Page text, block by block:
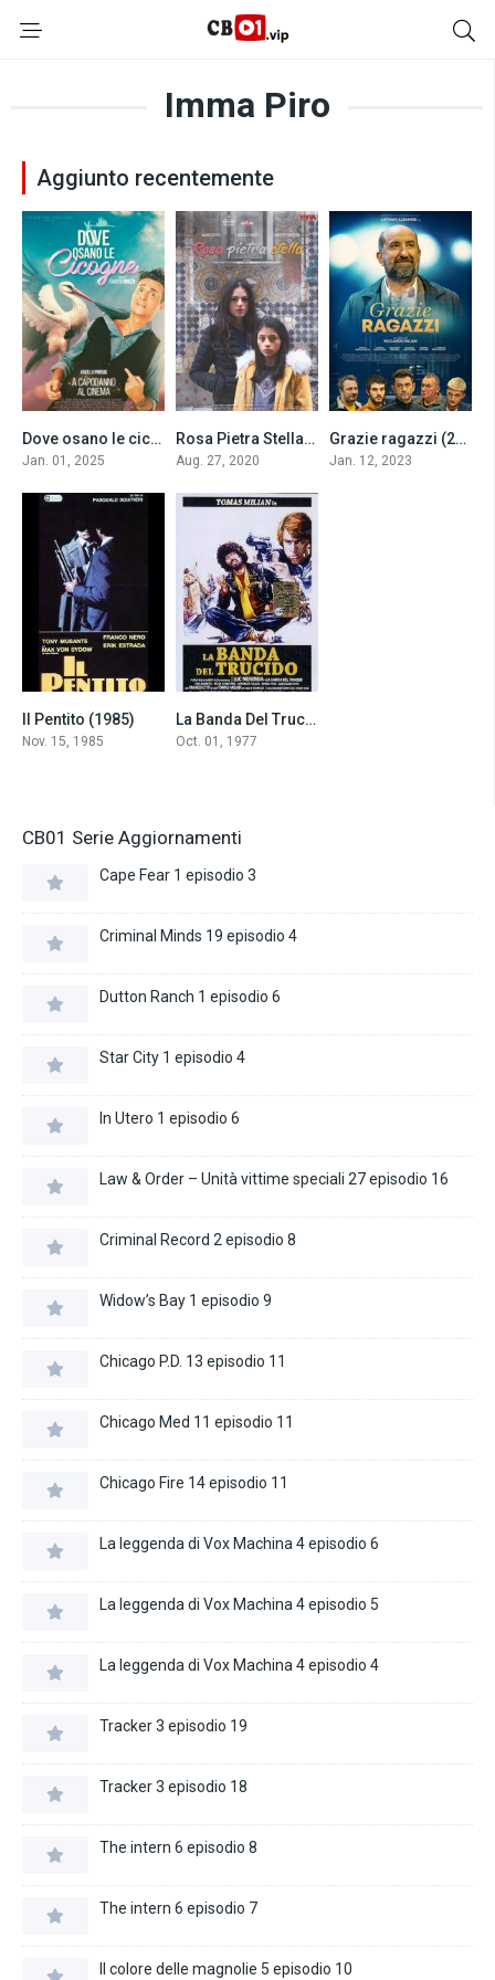
Imma Piro
Aggiunto recentemente
6.4Dove osano le cicogne (2025)
Jan. 01, 2025
6Rosa Pietra Stella (2020)
Aug. 27, 2020
7.3Grazie ragazzi (2023)
Jan. 12, 2023
Il Pentito (1985)
Nov. 15, 1985
6.1La Banda Del Trucido (1977)
Oct. 01, 1977
CB01 Serie Aggiornamenti
Cape Fear 1 episodio 3
Criminal Minds 19 episodio 4
Dutton Ranch 1 episodio 6
Star City 1 episodio 4
In Utero 1 episodio 6
Law & Order – Unità vittime speciali 27 episodio 16
Criminal Record 2 episodio 8
Widow’s Bay 1 episodio 9
Chicago P.D. 13 episodio 11
Chicago Med 11 episodio 11
Chicago Fire 14 episodio 11
La leggenda di Vox Machina 4 episodio 6
La leggenda di Vox Machina 4 episodio 5
La leggenda di Vox Machina 4 episodio 4
Tracker 3 episodio 19
Tracker 3 episodio 18
The intern 6 episodio 8
The intern 6 episodio 7
Il colore delle magnolie 5 episodio 10